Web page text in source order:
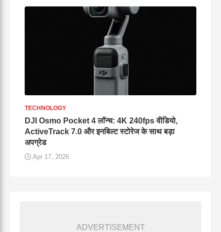
TECHNOLOGY
DJI Osmo Pocket 4 लॉन्च: 4K 240fps वीडियो,
ActiveTrack 7.0 और इनबिल्ट स्टोरेज के साथ बड़ा
अपग्रेड
Apr 17, 2026
ADVERTISEMENT